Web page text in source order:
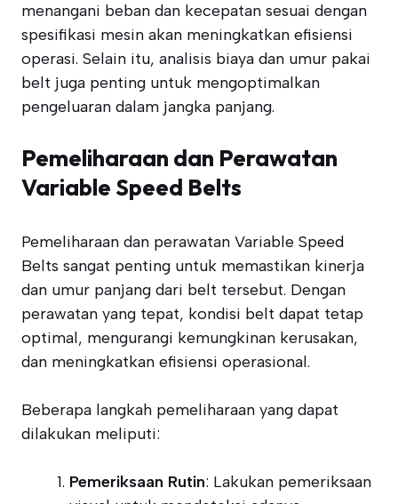
menangani beban dan kecepatan sesuai dengan
spesifikasi mesin akan meningkatkan efisiensi
operasi. Selain itu, analisis biaya dan umur pakai
belt juga penting untuk mengoptimalkan
pengeluaran dalam jangka panjang.
Pemeliharaan dan Perawatan
Variable Speed Belts
Pemeliharaan dan perawatan Variable Speed
Belts sangat penting untuk memastikan kinerja
dan umur panjang dari belt tersebut. Dengan
perawatan yang tepat, kondisi belt dapat tetap
optimal, mengurangi kemungkinan kerusakan,
dan meningkatkan efisiensi operasional.
Beberapa langkah pemeliharaan yang dapat
dilakukan meliputi:
Pemeriksaan Rutin: Lakukan pemeriksaan